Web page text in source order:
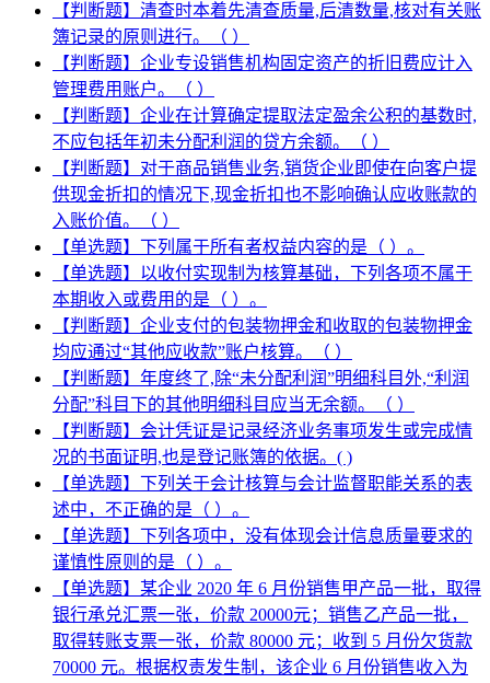
【判断题】清查时本着先清查质量,后清数量,核对有关账
簿记录的原则进行。（ ）
【判断题】企业专设销售机构固定资产的折旧费应计入
管理费用账户。（ ）
【判断题】企业在计算确定提取法定盈余公积的基数时,
不应包括年初未分配利润的贷方余额。（ ）
【判断题】对于商品销售业务,销货企业即使在向客户提
供现金折扣的情况下,现金折扣也不影响确认应收账款的
入账价值。（ ）
【单选题】下列属于所有者权益内容的是（ ）。
【单选题】以收付实现制为核算基础，下列各项不属于
本期收入或费用的是（ ）。
【判断题】企业支付的包装物押金和收取的包装物押金
均应通过“其他应收款”账户核算。（ ）
【判断题】年度终了,除“未分配利润”明细科目外,“利润
分配”科目下的其他明细科目应当无余额。（ ）
【判断题】会计凭证是记录经济业务事项发生或完成情
况的书面证明,也是登记账簿的依据。( )
【单选题】下列关于会计核算与会计监督职能关系的表
述中，不正确的是（ ）。
【单选题】下列各项中，没有体现会计信息质量要求的
谨慎性原则的是（ ）。
【单选题】某企业 2020 年 6 月份销售甲产品一批，取得
银行承兑汇票一张，价款 20000元；销售乙产品一批，
取得转账支票一张，价款 80000 元；收到 5 月份欠货款
70000 元。根据权责发生制，该企业 6 月份销售收入为